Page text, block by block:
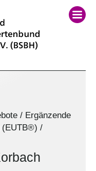
/ Ergänzende
(EUTB®) /